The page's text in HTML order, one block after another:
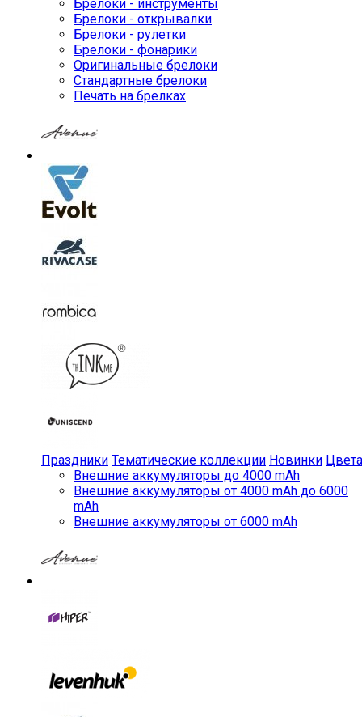
Брелоки - инструменты
Брелоки - открывалки
Брелоки - рулетки
Брелоки - фонарики
Оригинальные брелоки
Стандартные брелоки
Печать на брелках
Праздники Тематические коллекции Новинки Цвета
Внешние аккумуляторы до 4000 mAh
Внешние аккумуляторы от 4000 mAh до 6000
mAh
Внешние аккумуляторы от 6000 mAh